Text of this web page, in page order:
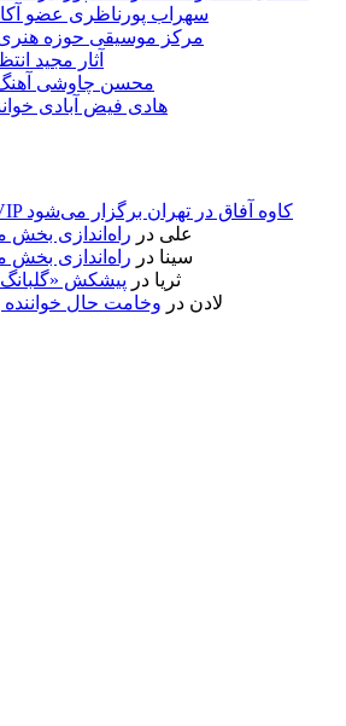
سهراب پورناظری عضو
مرکز موسیقی حوزه هنری
آثار مجید
محسن چاوشی
هادی فیض آبادی
کنسرت VIP کاوه آفاق در تهران برگزار می‌شود
علی در راه‌اندازی بخش
سینا در راه‌اندازی بخش
ثریا در پیشکش
لادن در وخامت حال